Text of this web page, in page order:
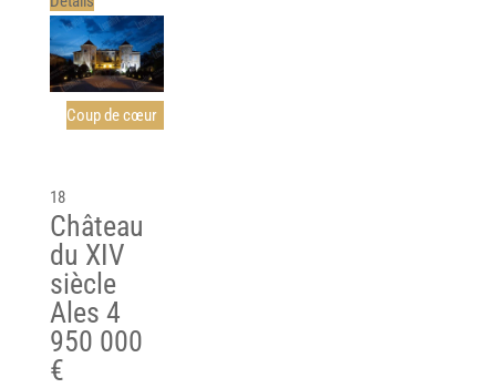
Coup de cœur
18
Château
du XIV
siècle
Ales 4
950 000
€